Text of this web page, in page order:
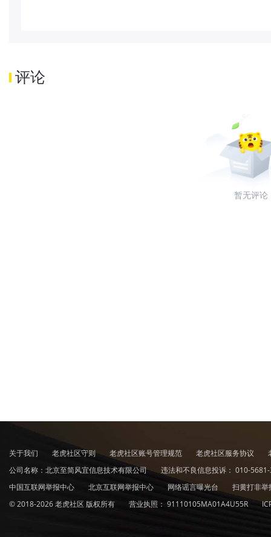
评论
暂无评论
关于我们 老虎社区守则 老虎社区账号管理规范 老虎社区服务协议
公司名称：北京至简风宜信息技术有限公司
违法和不良信息投诉： 010-
中国互联网举报中心
北京互联网举报中心 网络谣言曝光台
扫黄打非
© 2018-2026 老虎社区 版权所有
营业执照： 91110105MA01A4U55R